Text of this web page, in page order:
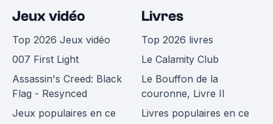
Jeux vidéo
Top 2026 Jeux vidéo
007 First Light
Assassin's Creed: Black
Flag - Resynced
Jeux populaires en ce
Livres
Top 2026 livres
Le Calamity Club
Le Bouffon de la
couronne, Livre II
Livres populaires en ce